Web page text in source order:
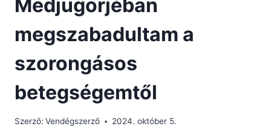
Medjugorjéban
megszabadultam a
szorongásos
betegségemtől
Szerző: Vendégszerző 2024. október 5.